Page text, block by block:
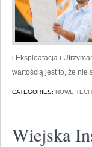
i Eksploatacja i
wartością jest to, że nie
CATEGORIES: NOWE
Wiejska